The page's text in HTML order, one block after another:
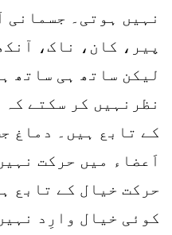
نہیں ہوتی۔ جسمانی
پیر، کان، ناک،
لیکن ساتھ ہی ساتھ
نظرنہیں کر سکتے
کے تابع ہیں۔ دماغ
اَعضاء میں حرکت
حرکت خیال کے تابع
کوئی خیال وارِد